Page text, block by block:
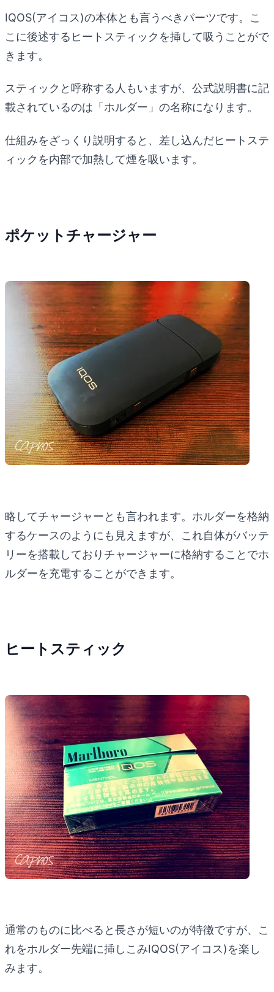
IQOS(アイコス)の本体とも言うべきパーツです。こ
こに後述するヒートスティックを挿して吸うことがで
きます。
スティックと呼称する人もいますが、公式説明書に記
載されているのは「ホルダー」の名称になります。
仕組みをざっくり説明すると、差し込んだヒートステ
ィックを内部で加熱して煙を吸います。
ポケットチャージャー
略してチャージャーとも言われます。ホルダーを格納
するケースのようにも見えますが、これ自体がバッテ
リーを搭載しておりチャージャーに格納することでホ
ルダーを充電することができます。
ヒートスティック
通常のものに比べると長さが短いのが特徴ですが、こ
れをホルダー先端に挿しこみIQOS(アイコス)を楽し
みます。